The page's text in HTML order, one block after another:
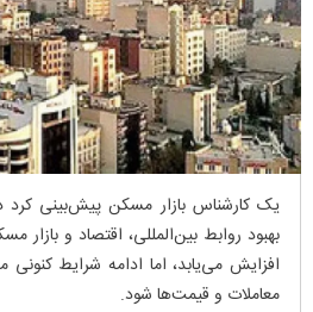
یک کارشناس بازار مسکن پیش‌بینی
بهبود روابط بین‌المللی، اقتصاد و
افزایش می‌یابد، اما ادامه شرایط
معاملات و قیمت‌ها شود.